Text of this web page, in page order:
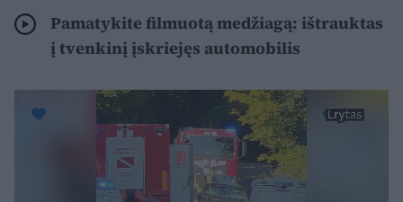
Pamatykite filmuotą medžiagą: ištrauktas
į tvenkinį įskriejęs automobilis